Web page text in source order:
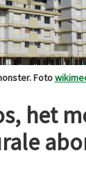
Foto
het